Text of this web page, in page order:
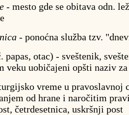
- mesto gde se obitava odn.
- ponoćna služba tzv.
papas, otac) - sveštenik,
veku uobičajeni opšti naziv
vreme u pravoslavnoj
od hrane i naročitim
četrdesetnica, uskršnji post